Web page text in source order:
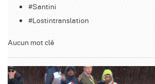
#Santini
#Lostintranslation
Aucun mot clé